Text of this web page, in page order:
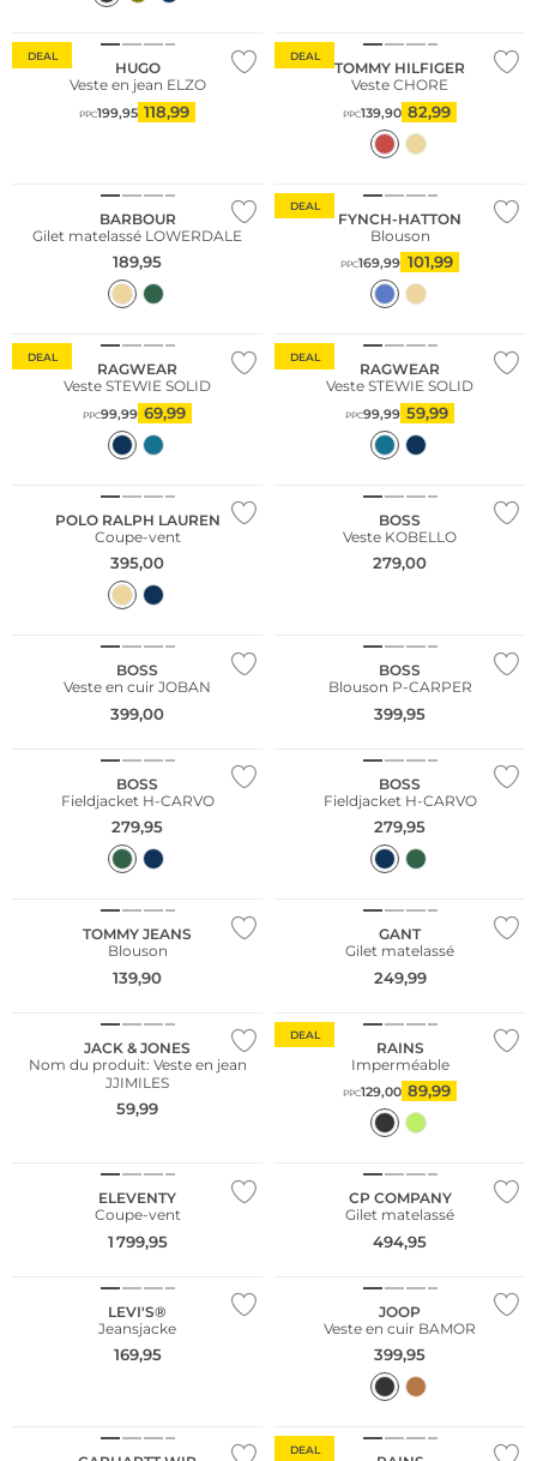
DEAL
HUGO
Veste en jean ELZO
PPC199,95 118,99
DEAL
TOMMY HILFIGER
Veste CHORE
PPC139,90 82,99
BARBOUR
Gilet matelassé LOWERDALE
189,95
DEAL
FYNCH-HATTON
Blouson
PPC169,99 101,99
DEAL
RAGWEAR
Veste STEWIE SOLID
PPC99,99 69,99
DEAL
RAGWEAR
Veste STEWIE SOLID
PPC99,99 59,99
POLO RALPH LAUREN
Coupe-vent
395,00
BOSS
Veste KOBELLO
279,00
BOSS
Veste en cuir JOBAN
399,00
BOSS
Blouson P-CARPER
399,95
BOSS
Fieldjacket H-CARVO
279,95
BOSS
Fieldjacket H-CARVO
279,95
TOMMY JEANS
Blouson
139,90
GANT
Gilet matelassé
249,99
JACK & JONES
Nom du produit: Veste en jean
JJIMILES
59,99
DEAL
RAINS
Imperméable
PPC129,00 89,99
ELEVENTY
Coupe-vent
1 799,95
CP COMPANY
Gilet matelassé
494,95
LEVI'S®
Jeansjacke
169,95
Conseil mode
JOOP
Veste en cuir BAMOR
399,95
DEAL